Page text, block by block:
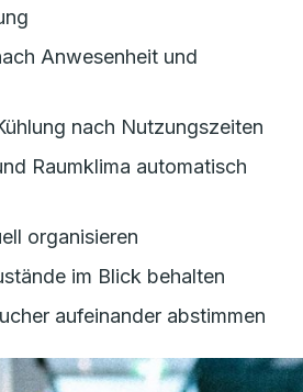
Anwesenheit und
nach Nutzungszeiten
Raumklima automatisch
organisieren
im Blick behalten
aufeinander abstimmen